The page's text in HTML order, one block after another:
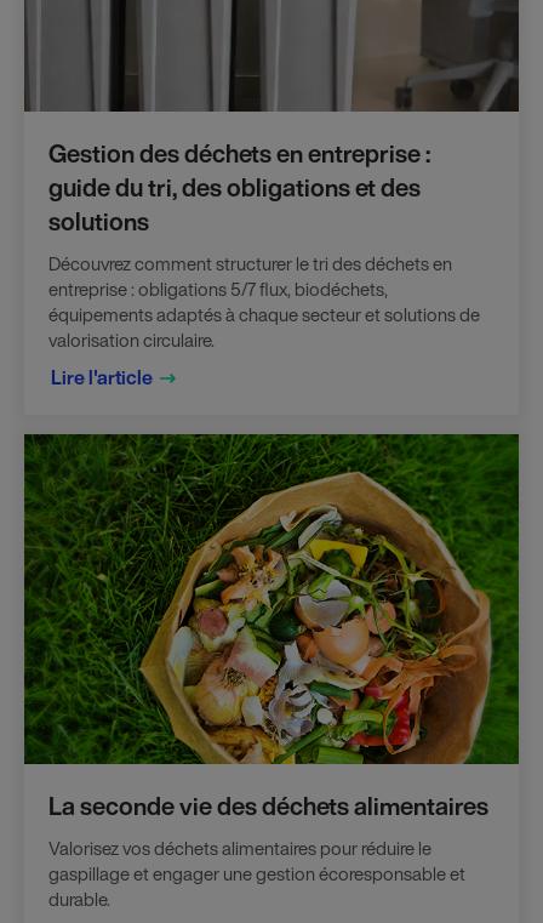
Gestion des déchets en entreprise :
guide du tri, des obligations et des
solutions
Découvrez comment structurer le tri des déchets en
entreprise : obligations 5/7 flux, biodéchets,
équipements adaptés à chaque secteur et solutions de
valorisation circulaire.
Lire l'article
La seconde vie des déchets alimentaires
Valorisez vos déchets alimentaires pour réduire le
gaspillage et engager une gestion écoresponsable et
durable.